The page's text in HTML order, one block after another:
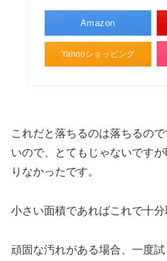
Amazon
Yahooショッピング
これだと落ちるのは落ちるの
いので、とてもじゃないです
りなかったです。
小さい面積であればこれで十分
頑固な汚れがある場合、一度試